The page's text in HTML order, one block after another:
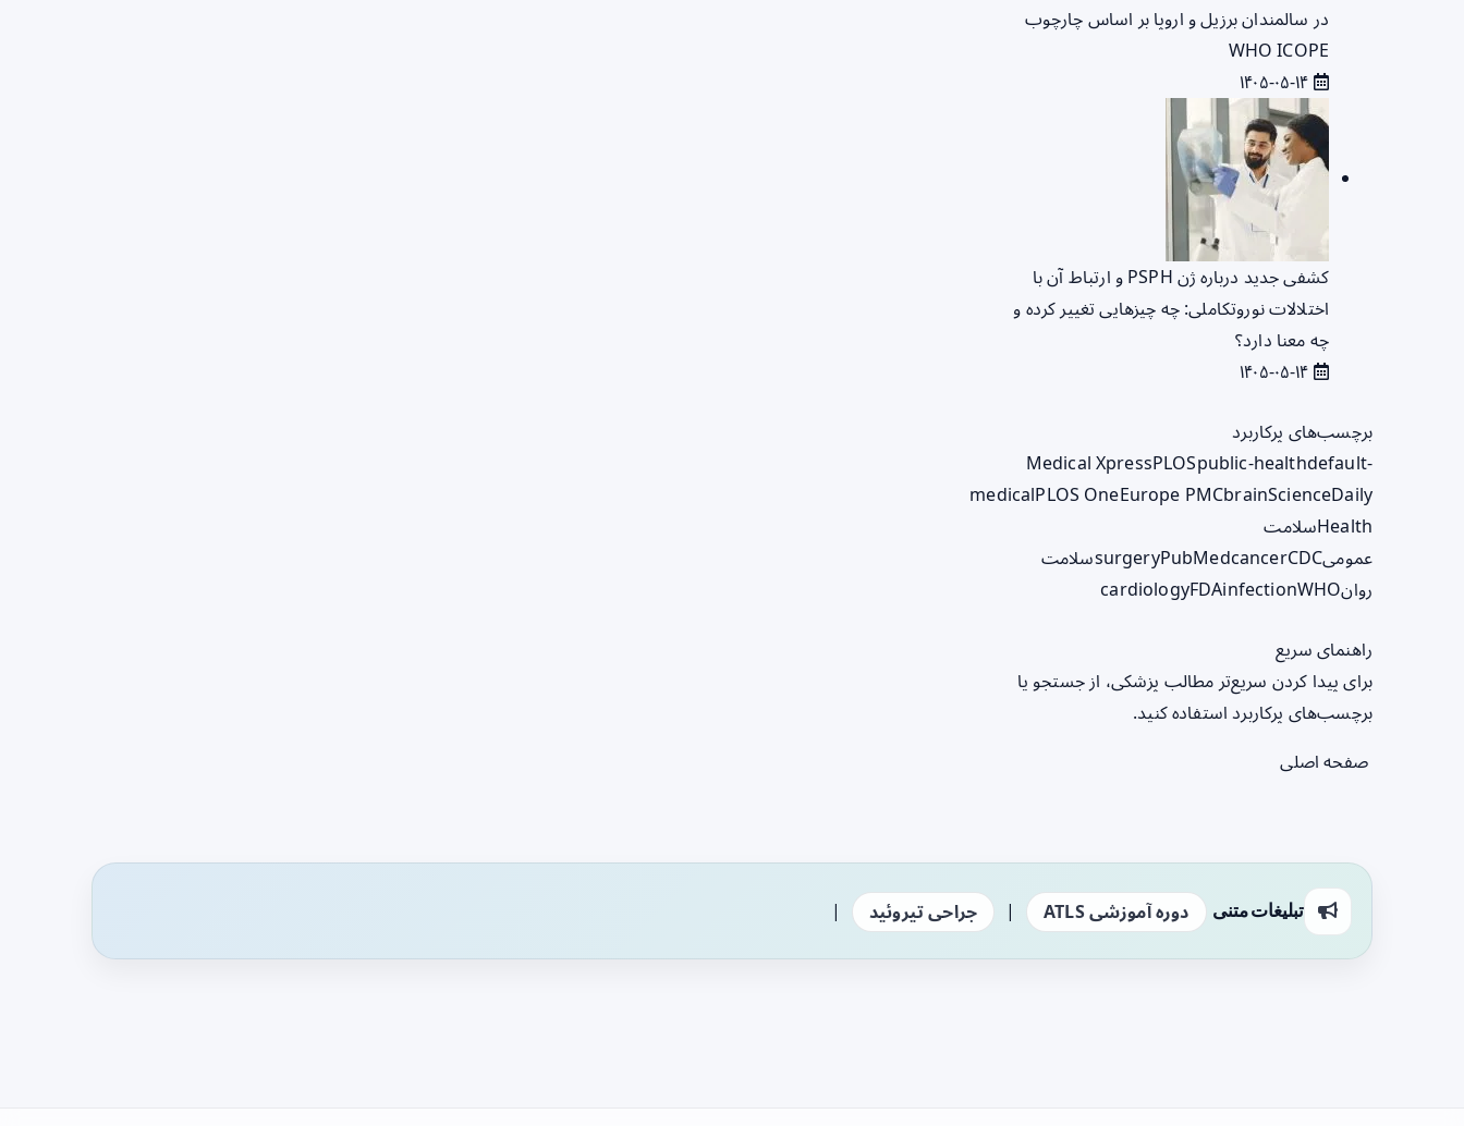
در سالمندان برزیل و اروپا بر اساس چارچوب
WHO ICOPE
کشفی جدید درباره ژن PSPH و ارتباط آن با
اختلالات نوروتکاملی: چه چیزهایی تغییر کرده و
چه معنا دارد؟
برچسب‌های پرکاربرد
Medical XpressPLOSpublic-healthdefault-
medicalPLOS OneEurope PMCbrainScienceDaily
Healthسلامت
عمومی
surgeryPubMedcancerCDC
سلامت
روان
cardiologyFDAinfectionWHO
راهنمای سریع
برای پیدا کردن سریع‌تر مطالب پزشکی، از جستجو یا
برچسب‌های پرکاربرد استفاده کنید.
صفحه اصلی
تبلیغات متنی دوره آموزشی ATLS | جراحی تیروئید |